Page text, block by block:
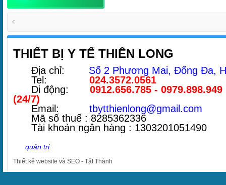
THIẾT BỊ Y TẾ THIÊN LONG
Địa chỉ: Số 2 Phương Mai, Đống Đa,
Tel: 024.3572.0561
Di động: 0912.656.785 - 0979.898.949
(24/7)
Email: tbytthienlong@gmail.com
Mã số thuế : 8285362336
Tài khoản ngân hàng : 1303201051490
quản trị
Thiết kế website và SEO - Tất Thành